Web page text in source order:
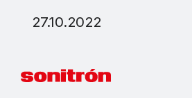
27.10.2022